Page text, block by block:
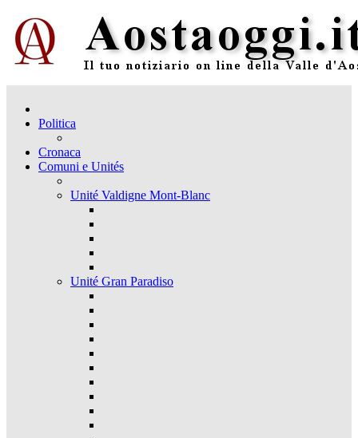
Politica
Cronaca
Comuni e Unités
Unité Valdigne Mont-Blanc
Unité Gran Paradiso